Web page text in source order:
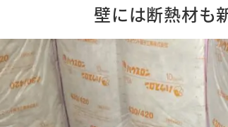
壁には断熱材も